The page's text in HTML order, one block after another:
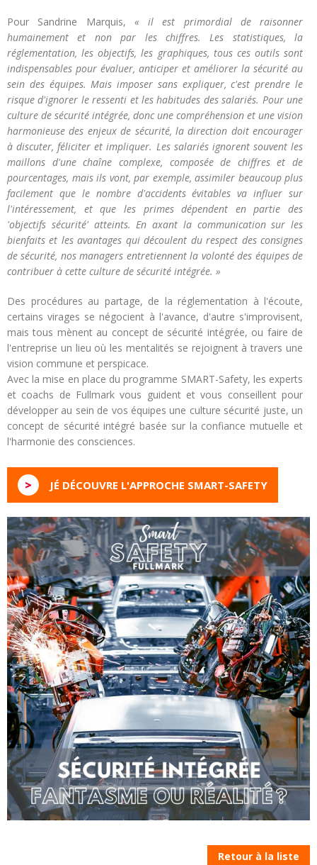
Pour Sandrine Marquis, « il est primordial de raisonner
humainement et non par les chiffres. Les statistiques, la
réglementation, les objectifs, les graphiques, tous ces outils sont
indispensables pour évaluer, anticiper et améliorer la sécurité au
sein des équipes. Mais imposer sans expliquer, c'est prendre le
risque d'ignorer le ressenti et les habitudes des salariés. Pour une
culture de sécurité intégrée, donc une compréhension et une vision
harmonieuse des enjeux de sécurité, la direction doit encourager
à discuter, féliciter et impliquer. Les salariés ignorent souvent les
maillons d'une chaîne complexe, composée de chiffres et de
pourcentages, mais ils vont, par exemple, assimiler beaucoup plus
facilement que le nombre d'accidents évitables va influer sur
l'intéressement, et que les primes dépendent en partie des
'objectifs sécurité' atteints. En axant la communication sur les
bienfaits et les avantages qui découlent du respect des consignes
de sécurité, nos managers entretiennent la volonté des équipes de
contribuer à cette culture de sécurité intégrée. »
Des procédures au partage, de la réglementation à l'écoute,
certains virages se négocient à l'avance, d'autre s'improvisent,
mais tous mènent au concept de sécurité intégrée, ou faire de
l'entreprise un lieu où les mentalités se rejoignent à travers une
vision commune et perspicace.
Avec la mise en place du programme SMART-Safety, les experts
et coachs de Fullmark vous guident et vous conseillent pour
développer au sein de vos équipes une culture sécurité juste, un
concept de sécurité intégré basée sur la confiance mutuelle et
l'harmonie des consciences.
> JÉ DÉCOUVRE L'APPROCHE SMART-SAFETY
Retour à la liste